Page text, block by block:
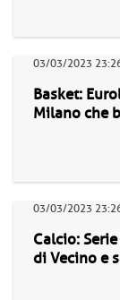
03/03/2023
Basket:
Milano che
03/03/2023
Calcio:
di Vecino e